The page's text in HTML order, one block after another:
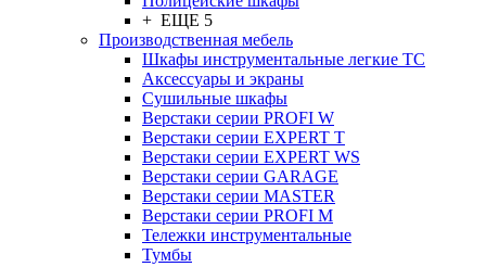
+ ЕЩЕ 5
Производственная мебель
Шкафы инструментальные легкие ТС
Аксессуары и экраны
Cушильные шкафы
Верстаки серии PROFI W
Верстаки серии EXPERT T
Верстаки серии EXPERT WS
Верстаки серии GARAGE
Верстаки серии MASTER
Верстаки серии PROFI M
Тележки инструментальные
Тумбы